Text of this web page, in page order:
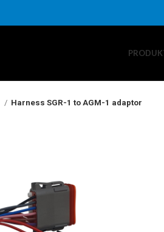
Harness SGR-1 to AGM-1 adaptor